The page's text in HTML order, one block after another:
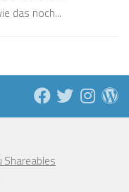
das noch...
Shareables